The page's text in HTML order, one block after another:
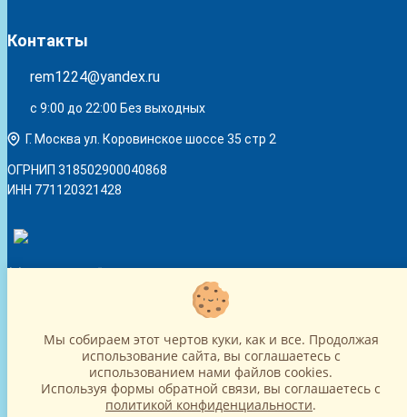
Контакты
rem1224@yandex.ru
с 9:00 до 22:00 Без выходных
Г. Москва ул. Коровинское шоссе 35 стр 2
ОГРНИП 318502900040868
ИНН 771120321428
Мы собираем этот чертов куки, как и все. Продолжая
использование сайта, вы соглашаетесь c
использованием нами файлов cookies.
Используя формы обратной связи, вы соглашаетесь с
политикой конфиденциальности.